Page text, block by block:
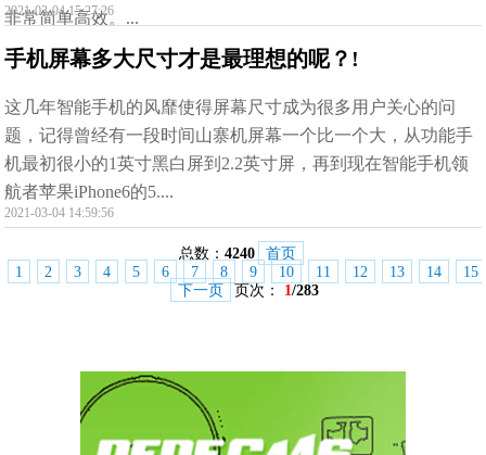
非常简单高效。...
2021-03-04 15:27:26
手机屏幕多大尺寸才是最理想的呢？!
这几年智能手机的风靡使得屏幕尺寸成为很多用户关心的问
题，记得曾经有一段时间山寨机屏幕一个比一个大，从功能手
机最初很小的1英寸黑白屏到2.2英寸屏，再到现在智能手机领
航者苹果iPhone6的5....
2021-03-04 14:59:56
总数： 4240
首页
1
2 3 4 5 6 7 8 9 10 11 12 13 14
15
下一页
页次： 1/283